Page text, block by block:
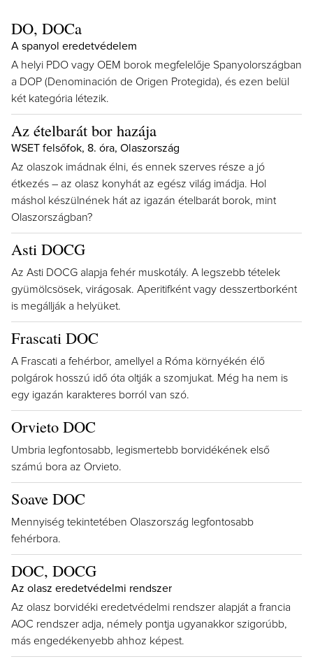
DO, DOCa
A spanyol eredetvédelem
A helyi PDO vagy OEM borok megfelelője Spanyolországban
a DOP (Denominación de Origen Protegida), és ezen belül
két kategória létezik.
Az ételbarát bor hazája
WSET felsőfok, 8. óra, Olaszország
Az olaszok imádnak élni, és ennek szerves része a jó
étkezés – az olasz konyhát az egész világ imádja. Hol
máshol készülnének hát az igazán ételbarát borok, mint
Olaszországban?
Asti DOCG
Az Asti DOCG alapja fehér muskotály. A legszebb tételek
gyümölcsösek, virágosak. Aperitifként vagy desszertborként
is megállják a helyüket.
Frascati DOC
A Frascati a fehérbor, amellyel a Róma környékén élő
polgárok hosszú idő óta oltják a szomjukat. Még ha nem is
egy igazán karakteres borról van szó.
Orvieto DOC
Umbria legfontosabb, legismertebb borvidékének első
számú bora az Orvieto.
Soave DOC
Mennyiség tekintetében Olaszország legfontosabb
fehérbora.
DOC, DOCG
Az olasz eredetvédelmi rendszer
Az olasz borvidéki eredetvédelmi rendszer alapját a francia
AOC rendszer adja, némely pontja ugyanakkor szigorúbb,
más engedékenyebb ahhoz képest.